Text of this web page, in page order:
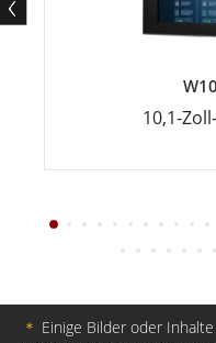
10,1-
＊ Einige Bilder oder